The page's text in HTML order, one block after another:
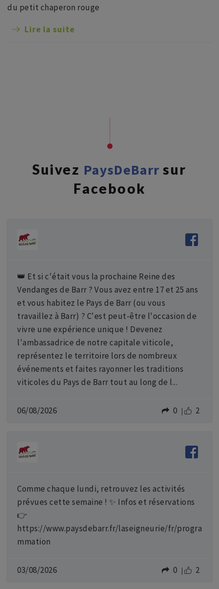
du petit chaperon rouge
Lire la suite
Suivez PaysDeBarrsur
Facebook
👑 Et si c'était vous la prochaine Reine des
Vendanges de Barr ? Vous avez entre 17 et 25 ans
et vous habitez le Pays de Barr (ou vous
travaillez à Barr) ? C'est peut-être l'occasion de
vivre une expérience unique ! Devenez
l'ambassadrice de notre capitale viticole,
représentez le territoire lors de nombreux
événements et faites rayonner les traditions
viticoles du Pays de Barr tout au long de l...
06/08/2026 2
0
Comme chaque lundi, retrouvez les activités
prévues cette semaine ! ✨ Infos et réservations
👉
https://www.paysdebarr.fr/laseigneurie/fr/progra
mmation
03/08/2026 2
0